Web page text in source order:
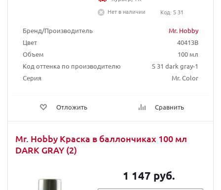
Бренд/Производитель
Mr. Hobby
Цвет
40413B
Объем
100 мл
Код оттенка по производителю
S 31 dark gray-1
Серия
Mr. Color
Отложить Сравнить
Нет в наличии
Код: S 31
Mr. Hobby Краска в баллончиках 100 мл
DARK GRAY (2)
1 147 руб.